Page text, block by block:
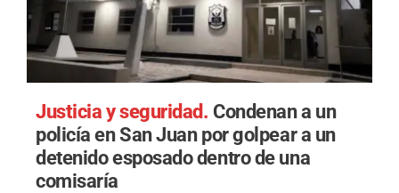
Justicia y seguridad. Condenan a un
policía en San Juan por golpear a un
detenido esposado dentro de una
comisaría